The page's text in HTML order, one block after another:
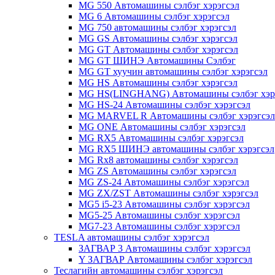
MG 550 Автомашины сэлбэг хэрэгсэл
MG 6 Автомашины сэлбэг хэрэгсэл
MG 750 автомашины сэлбэг хэрэгсэл
MG GS Автомашины сэлбэг хэрэгсэл
MG GT Автомашины сэлбэг хэрэгсэл
MG GT ШИНЭ Автомашины Сэлбэг
MG GT хуучин автомашины сэлбэг хэрэгсэл
MG HS Автомашины сэлбэг хэрэгсэл
MG HS(LINGHANG) Автомашины сэлбэг
MG HS-24 Автомашины сэлбэг хэрэгсэл
MG MARVEL R Автомашины сэлбэг хэрэгсэл
MG ONE Автомашины сэлбэг хэрэгсэл
MG RX5 Автомашины сэлбэг хэрэгсэл
MG RX5 ШИНЭ автомашины сэлбэг хэрэгсэл
MG Rx8 автомашины сэлбэг хэрэгсэл
MG ZS Автомашины сэлбэг хэрэгсэл
MG ZS-24 Автомашины сэлбэг хэрэгсэл
MG ZX/ZST Автомашины сэлбэг хэрэгсэл
MG5 i5-23 Автомашины сэлбэг хэрэгсэл
MG5-25 Автомашины сэлбэг хэрэгсэл
MG7-23 Автомашины сэлбэг хэрэгсэл
TESLA автомашины сэлбэг хэрэгсэл
ЗАГВАР 3 Автомашины сэлбэг хэрэгсэл
Y ЗАГВАР Автомашины сэлбэг хэрэгсэл
Теслагийн автомашины сэлбэг хэрэгсэл